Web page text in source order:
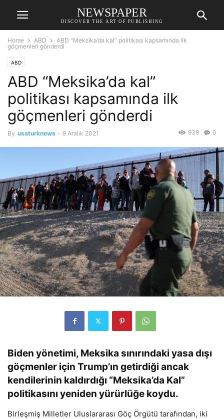
NEWSPAPER
DISCOVER THE ART OF PUBLISHING
Home ABD
ABD “Meksika’da kal” politikası kapsamında ilk
göçmenleri gönderdi
ABD
ABD “Meksika’da kal”
politikası kapsamında ilk
göçmenleri gönderdi
By usaturknews - 9 Aralık 2021 0
939
Biden yönetimi, Meksika sınırındaki yasa dışı
göçmenler için Trump’ın getirdiği ancak
kendilerinin kaldırdığı “Meksika’da Kal”
politikasını yeniden yürürlüğe koydu.
Birleşmiş Milletler Uluslararası Göç Örgütü tarafından, iki